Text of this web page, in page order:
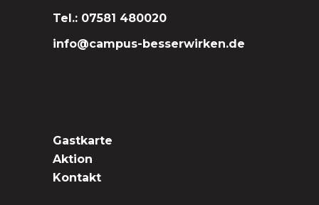
Tel.: 07581 480020
info@campus-besserwirken.de
Gastkarte
Aktion
Kontakt